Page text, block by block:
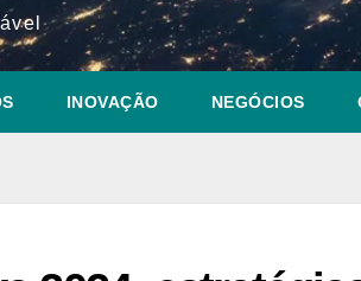
INOVAÇÃO NEGÓCIOS